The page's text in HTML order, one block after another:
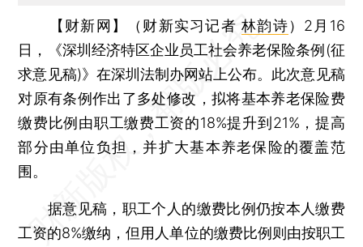
【财新网】（财新实习记者林韵诗） 2月16
日，《深圳经济特区企业员工社会养老保险条例(征
求意见稿)》在深圳法制办网站上公布。此次意见稿
对原有条例作出了多处修改，拟将基本养老保险费
缴费比例由职工缴费工资的18%提升到21%，提高
部分由单位负担，并扩大基本养老保险的覆盖范
围。
据意见稿，职工个人的缴费比例仍按本人缴费
工资的8%缴纳，但用人单位的缴费比例则由按职工